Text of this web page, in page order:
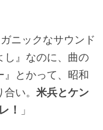
ガニックなサウンド
し』なのに、曲の
』とかって、昭和
い。 米兵とケン
！ 」